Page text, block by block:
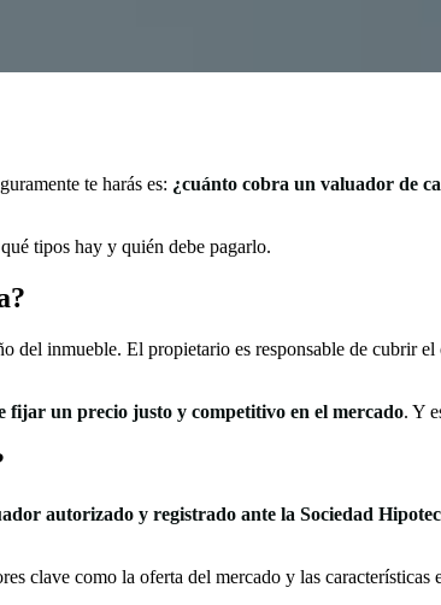
te harás es: ¿cuánto cobra un valuador de
tipos hay y quién debe pagarlo.
inmueble. El propietario es responsable de cubrir
fijar un precio justo y competitivo en el mercado. Y
autorizado y registrado ante la Sociedad
clave como la oferta del mercado y las